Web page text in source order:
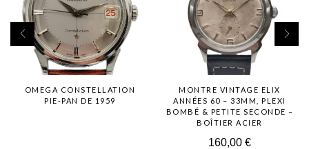
OMEGA CONSTELLATION
PIE-PAN DE 1959
MONTRE VINTAGE ELIX
ANNÉES 60 – 33MM, PLEXI
BOMBÉ & PETITE SECONDE –
BOÎTIER ACIER
160,00 €